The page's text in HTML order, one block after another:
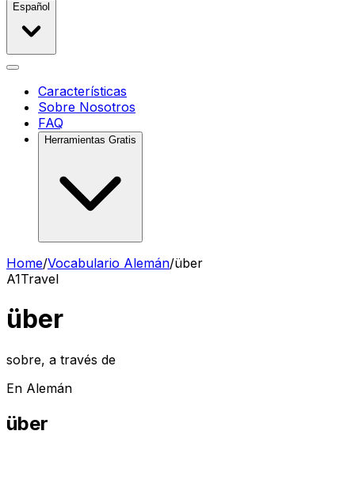
Español
Características
Sobre Nosotros
FAQ
Herramientas Gratis
Home/Vocabulario Alemán/über
A1Travel
über
sobre, a través de
En Alemán
über